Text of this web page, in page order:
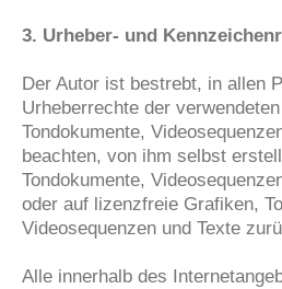
3. Urheber- und
Der Autor ist bestrebt, in allen
Urheberrechte der
Tondokumente,
beachten, von ihm selbst
Tondokumente,
oder auf lizenzfreie Grafiken,
Videosequenzen und Texte
Alle innerhalb des